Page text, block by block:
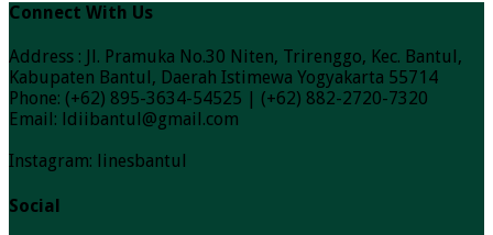
Connect With Us
Address : Jl. Pramuka No.30 Niten, Trirenggo, Kec. Bantul,
Kabupaten Bantul, Daerah Istimewa Yogyakarta 55714
Phone: (+62) 895-3634-54525 | (+62) 882-2720-7320
Email: ldiibantul@gmail.com
Instagram: linesbantul
Social